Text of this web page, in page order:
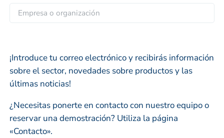
d
s
i
lm
e
s
a
o
¡Introduce tu correo electrónico y recibirás información
sobre el sector, novedades sobre productos y las
últimas noticias!
¿Necesitas ponerte en contacto con nuestro equipo o
reservar una demostración? Utiliza la página
«Contacto».